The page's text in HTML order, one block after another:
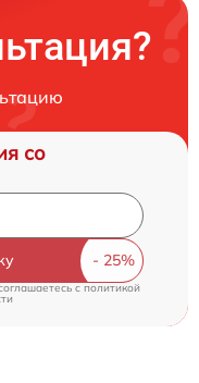
со
cполитикой